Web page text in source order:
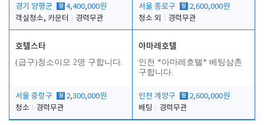
경기 양평군 월 4,400,000원
객실청소, 카운터
경력무관
서울 종로구 월 2,600,000원
청소 외
경력무관
호텔스타
(급구)청소이모 2명 구합니다.
서울 중랑구 월 2,300,000원
청소
경력무관
아마레호텔
인천 *아마레호텔* 베팅삼촌
구합니다.
인천 계양구 월 2,600,000원
베팅
경력무관